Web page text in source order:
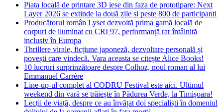
Piața locală de printare 3D iese din faza de prototipare: Next
Layer 2026 se extinde la două zile și peste 800 de participanți
Producătorul român Lyset dezvoltă prima gamă locală de
corpuri de iluminat cu CRI 97, performanță rar întâlnită
inclusiv în Europa
Thrillere virale, ficțiune japoneză, dezvoltare personală și
povești care vindecă. Vara aceasta se citește Alice Books!
10 lucruri surprinzătoare despre Colhoz, noul roman al lui
Emmanuel Carrère
Line-up-ul complet al CODRU Festival este aici. Ultimul
weekend din vară se trăiește în Pădurea Verde, la Timișoara!
Lecții de viață, despre ce au învățat doi specialiști în domeniul